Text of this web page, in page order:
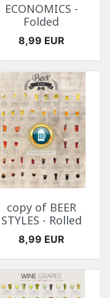
ECONOMICS -
Folded
Ár
8,99 EUR
copy of BEER
STYLES - Rolled
Ár
8,99 EUR